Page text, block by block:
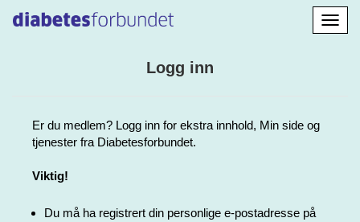
Logg inn
Er du medlem? Logg inn for ekstra innhold, Min side og
tjenester fra Diabetesforbundet.
Viktig!
Du må ha registrert din personlige e-postadresse på